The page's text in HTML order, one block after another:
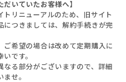
だいていたお客様へ】
リニューアルのため、旧サイト
につきましては、解約手続きが完
ご希望の場合は改めて定期購入に
です。
なる部分がございますので、詳細
せ。